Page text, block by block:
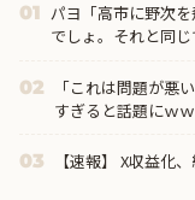
01 パヨ「高市に野次
でしょ。それと同じ
02
「これは問題が悪
すぎると話題にｗ
03 【速報】 X収益化